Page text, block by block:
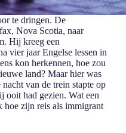
te dringen. De
Nova Scotia, naar
Hij kreeg een
vier jaar Engelse lessen in
kon herkennen, hoe zou
land? Maar hier was
van de trein stapte op
ooit had gezien. Wat een
zijn reis als immigrant